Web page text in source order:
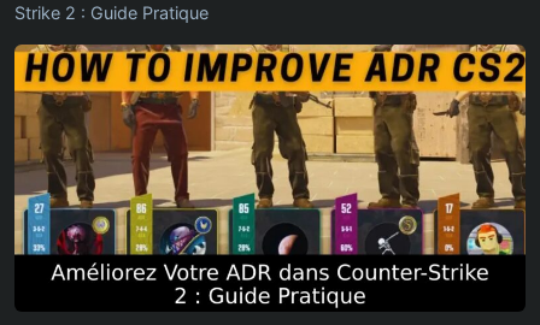
Strike 2 : Guide Pratique